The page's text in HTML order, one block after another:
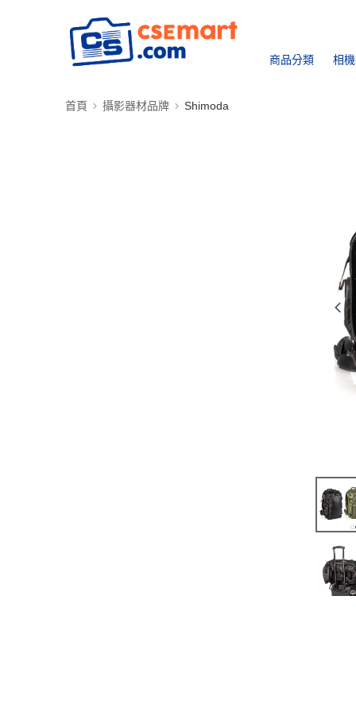
商品分類 相
首頁 攝影器材品牌 Shimoda